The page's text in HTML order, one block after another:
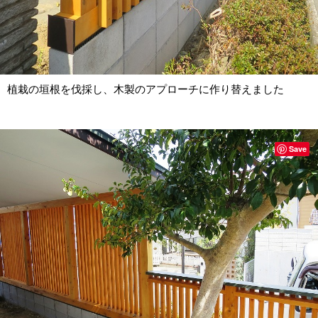
植栽の垣根を伐採し、木製のアプローチに作り替えました
Save